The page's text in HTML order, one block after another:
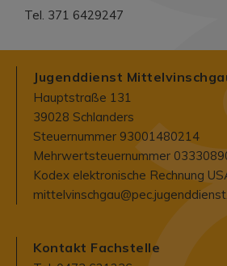
Tel. 371 6429247
Jugenddienst
Hauptstraße 131
39028 Schlanders
Steuernummer 93001480214
Mehrwertsteuernummer
Kodex elektronische Rechnung
Kontakt Fachstelle